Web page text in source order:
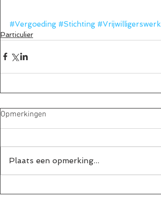
#Vergoeding #Stichting #Vrijwilligerswerk
Particulier
Opmerkingen
Plaats een opmerking...